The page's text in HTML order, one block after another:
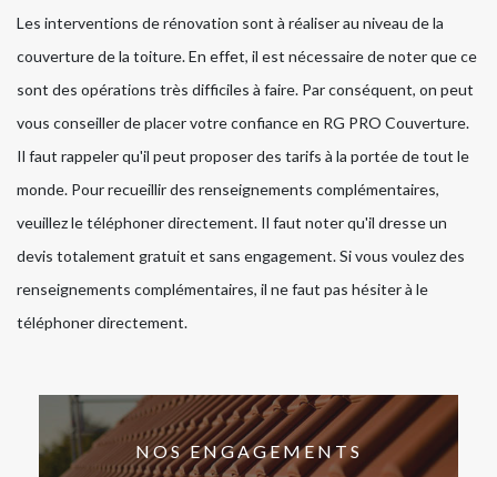
Les interventions de rénovation sont à réaliser au niveau de la
couverture de la toiture. En effet, il est nécessaire de noter que ce
sont des opérations très difficiles à faire. Par conséquent, on peut
vous conseiller de placer votre confiance en RG PRO Couverture.
Il faut rappeler qu'il peut proposer des tarifs à la portée de tout le
monde. Pour recueillir des renseignements complémentaires,
veuillez le téléphoner directement. Il faut noter qu'il dresse un
devis totalement gratuit et sans engagement. Si vous voulez des
renseignements complémentaires, il ne faut pas hésiter à le
téléphoner directement.
NOS ENGAGEMENTS